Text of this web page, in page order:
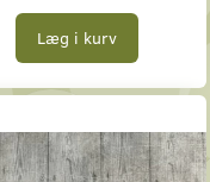
Læg i kurv